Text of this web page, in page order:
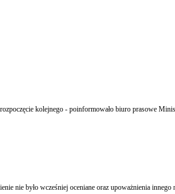
kolejnego - poinformowało biuro prasowe
nie było wcześniej oceniane oraz upoważnienia